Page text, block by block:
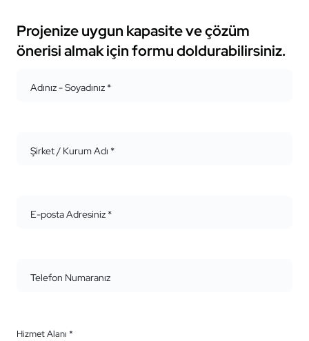
Projenize uygun kapasite ve çözüm
önerisi almak için formu doldurabilirsiniz.
Adınız - Soyadınız *
Şirket / Kurum Adı *
E-posta Adresiniz *
Telefon Numaranız
Hizmet Alanı *